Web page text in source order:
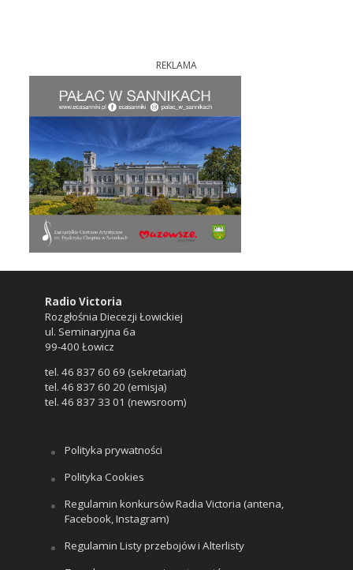
REKLAMA
Radio Victoria
Rozgłośnia Diecezji Łowickiej
ul. Seminaryjna 6a
99-400 Łowicz
tel. 46 837 60 69 (sekretariat)
tel. 46 837 60 20 (emisja)
tel. 46 837 33 01 (newsroom)
Polityka prywatności
Polityka Cookies
Regulamin konkursów Radia Victoria (antena,
Facebook, Instagram)
Regulamin Listy przebojów i Alterlisty